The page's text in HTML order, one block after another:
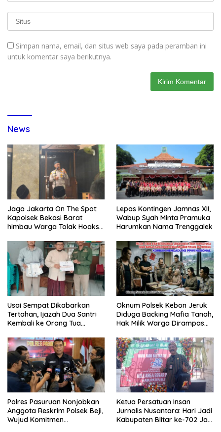
Simpan nama, email, dan situs web saya pada peramban ini
untuk komentar saya berikutnya.
News
Jaga Jakarta On The Spot:
Kapolsek Bekasi Barat
himbau Warga Tolak Hoaks
Sholat Jumat
Lepas Kontingen Jamnas XII,
Wabup Syah Minta Pramuka
Harumkan Nama Trenggalek
Usai Sempat Dikabarkan
Tertahan, Ijazah Dua Santri
Kembali ke Orang Tua
Oknum Polsek Kebon Jeruk
Diduga Backing Mafia Tanah,
Hak Milik Warga Dirampas
Polres Pasuruan Nonjobkan
Anggota Reskrim Polsek Beji,
Wujud Komitmen
Ketua Persatuan Insan
Jurnalis Nusantara: Hari Jadi
Kabupaten Blitar ke-702 Jadi